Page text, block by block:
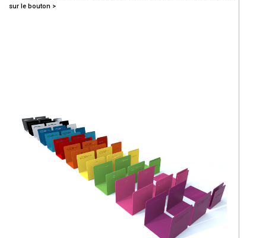
sur le bouton >